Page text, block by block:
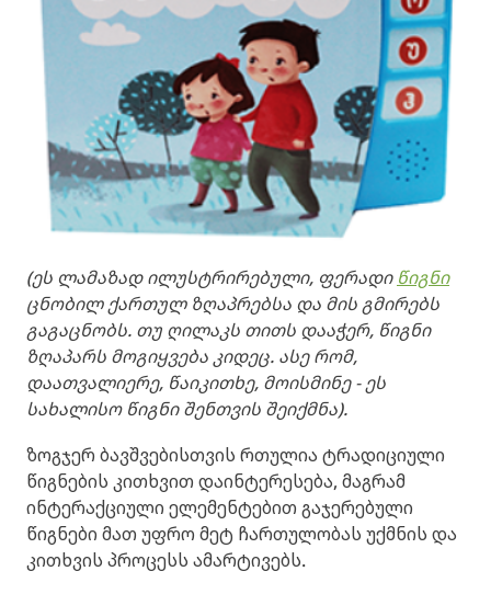
(ეს ლამაზად ილუსტრირებული, ფერადი წიგნი
ცნობილ ქართულ ზღაპრებსა და მის გმირებს
გაგაცნობს. თუ ღილაკს თითს დააჭერ, წიგნი
ზღაპარს მოგიყვება კიდეც. ასე რომ,
დაათვალიერე, წაიკითხე, მოისმინე - ეს
სახალისო წიგნი შენთვის შეიქმნა).
ზოგჯერ ბავშვებისთვის რთულია ტრადიციული
წიგნების კითხვით დაინტერესება, მაგრამ
ინტერაქციული ელემენტებით გაჯერებული
წიგნები მათ უფრო მეტ ჩართულობას უქმნის და
კითხვის პროცესს ამარტივებს.